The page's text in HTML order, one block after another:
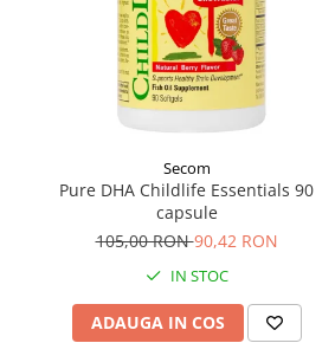
Secom
Pure DHA Childlife Essentials 90
capsule
105,00 RON90,42 RON
IN STOC
ADAUGA IN COS